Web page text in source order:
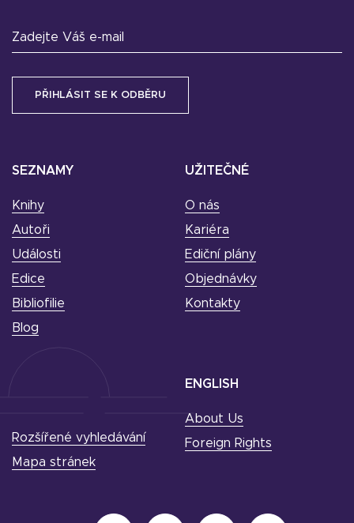
SEZNAMY
Knihy
Autoři
Události
Edice
Bibliofilie
Blog
UŽITEČNÉ
O nás
Kariéra
Ediční plány
Objednávky
Kontakty
Zadejte Váš e-mail
ENGLISH
About Us
Foreign Rights
Rozšířené vyhledávání
Mapa stránek